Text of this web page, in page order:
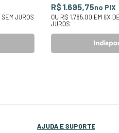
SEM JUROS
R$ 1.695,75no PIX
OU R$ 1.785,00 EM 6X DE
JUROS
AJUDA E SUPORTE